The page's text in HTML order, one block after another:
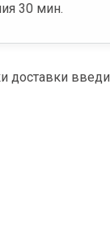
30 мин.
доставки